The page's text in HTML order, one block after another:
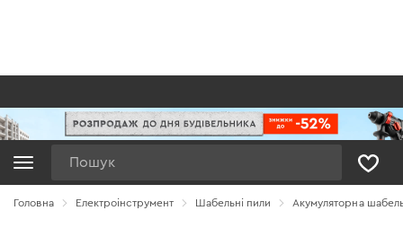
Головна Електроінструмент Шабельні пили Акумуляторна